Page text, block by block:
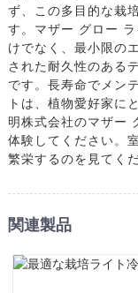
ず、この多目的な栽
す。マザー グロー
けでなく、最小限の
された耐久性のある
です。長寿命でメン
トは、植物愛好家に
明株式会社のマザー
体験してください。
繁栄するのを見てく
関連製品